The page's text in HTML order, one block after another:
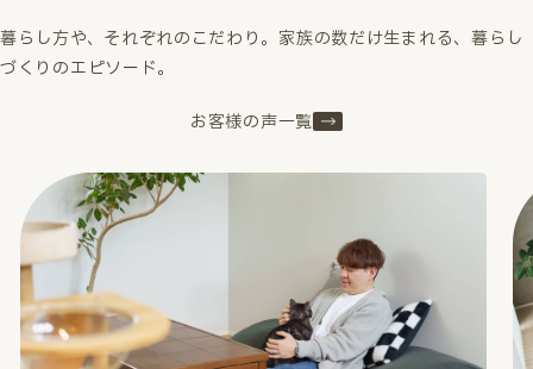
暮らし方や、それぞれのこだわり。家族の数だけ生まれる、暮らし
づくりのエピソード。
お客様の声一覧